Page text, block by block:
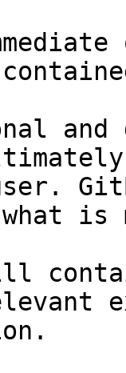
and
what